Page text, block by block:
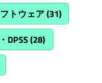
トウェア(31)
DPSS(28)